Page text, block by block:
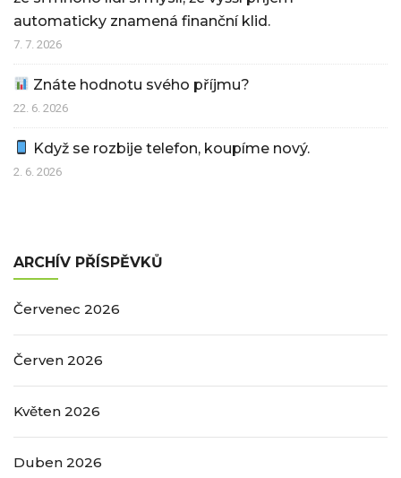
automaticky znamená finanční klid.
7. 7. 2026
Znáte hodnotu svého příjmu?
22. 6. 2026
Když se rozbije telefon, koupíme nový.
2. 6. 2026
ARCHÍV PŘÍSPĚVKŮ
Červenec 2026
Červen 2026
Květen 2026
Duben 2026